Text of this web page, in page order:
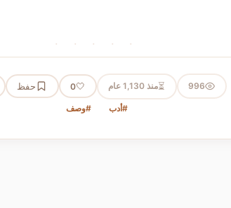
· · · · ·
996
⏳منذ 1,130 عام 🤍
0 حفظ
#أدب #وصف